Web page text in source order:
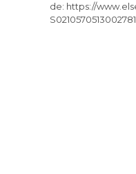
de: https://
S0210570513002781